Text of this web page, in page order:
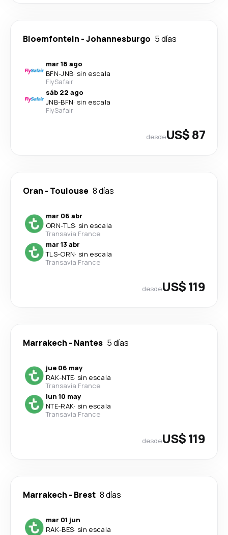
Bloemfontein -Johannesburgo 5 días
mar 18 ago
BFN-JNB· sin escala
FlySafair
sáb 22 ago
JNB-BFN· sin escala
FlySafair
desdeUS$ 87
Oran - Toulouse 8 días
mar 06 abr
ORN-TLS· sin escala
Transavia France
mar 13 abr
TLS-ORN· sin escala
Transavia France
desdeUS$ 119
Marrakech - Nantes 5 días
jue 06 may
RAK-NTE· sin escala
Transavia France
lun 10 may
NTE-RAK· sin escala
Transavia France
desdeUS$ 119
Marrakech - Brest 8 días
mar 01 jun
RAK-BES· sin escala